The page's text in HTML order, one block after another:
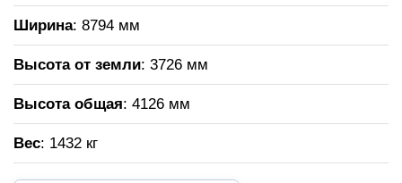
Ширина: 8794 мм
Высота от земли: 3726 мм
Высота общая: 4126 мм
Вес: 1432 кг